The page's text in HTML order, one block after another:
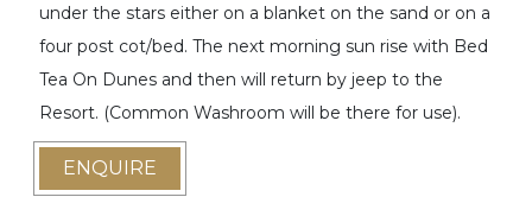
under the stars either on a blanket on the sand or on a
four post cot/bed. The next morning sun rise with Bed
Tea On Dunes and then will return by jeep to the
Resort. (Common Washroom will be there for use).
ENQUIRE